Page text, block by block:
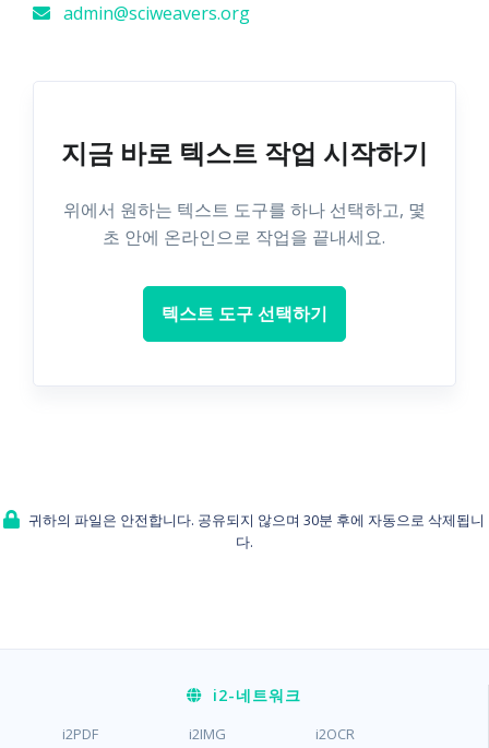
admin@sciweavers.org
지금 바로 텍스트 작업 시작하기
위에서 원하는 텍스트 도구를 하나 선택하고, 몇
초 안에 온라인으로 작업을 끝내세요.
텍스트 도구 선택하기
귀하의 파일은 안전합니다. 공유되지 않으며 30분 후에 자동으로 삭제됩니
다.
i2-네트워크
i2PDF i2IMG i2OCR